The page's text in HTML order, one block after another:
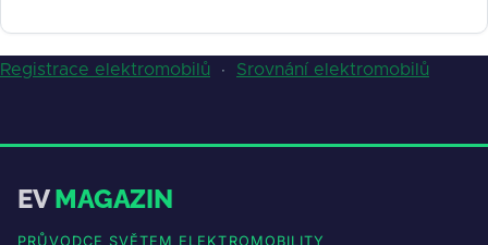
Registrace elektromobilů · Srovnání elektromobilů
EVMAGAZIN
PRŮVODCE SVĚTEM ELEKTROMOBILITY